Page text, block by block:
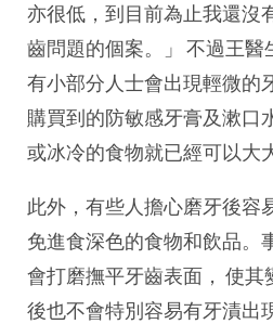
亦很低，到目前為止我還沒
齒問題的個案。」 不過王醫
有小部分人士會出現輕微的
購買到的防敏感牙膏及漱口
或冰冷的食物就已經可以大
此外，有些人擔心磨牙後容
免進食深色的食物和飲品。
會打磨撫平牙齒表面， 使
後也不會特別容易有牙漬出